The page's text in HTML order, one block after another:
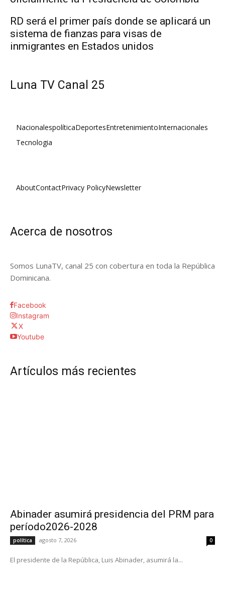
RD será el primer país donde se aplicará un
sistema de fianzas para visas de
inmigrantes en Estados unidos
Luna TV Canal 25
NacionalespolíticaDeportesEntretenimientoInternacionales
Tecnologia
AboutContactPrivacy PolicyNewsletter
Acerca de nosotros
Somos LunaTV, canal 25 con cobertura en toda la República
Dominicana.
Facebook
Instagram
X
Youtube
Artículos más recientes
Abinader asumirá presidencia del PRM para
período2026-2028
política agosto 7, 2026 0
El presidente de la República, Luis Abinader, asumirá la...